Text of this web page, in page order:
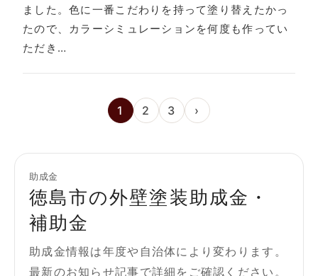
ました。色に一番こだわりを持って塗り替えたかっ
たので、カラーシミュレーションを何度も作ってい
ただき…
1 2 3 ›
助成金
徳島市の外壁塗装助成金・
補助金
助成金情報は年度や自治体により変わります。
最新のお知らせ記事で詳細をご確認ください。